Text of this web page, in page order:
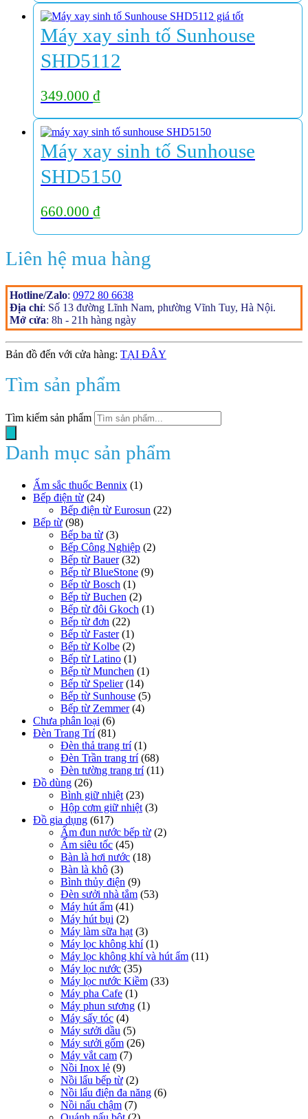
Máy xay sinh tố Sunhouse
SHD5112
349.000 ₫
Máy xay sinh tố Sunhouse
SHD5150
660.000 ₫
Liên hệ mua hàng
Hotline/Zalo:0972 80 6638
Địa chỉ: Số 13 đường Lĩnh Nam, phường Vĩnh Tuy, Hà Nội.
Mở cửa: 8h - 21h hàng ngày
Bản đồ đến với cửa hàng: TẠI ĐÂY
Tìm sản phẩm
Tìm kiếm sản phẩm
Danh mục sản phẩm
Ấm sắc thuốc Bennix (1)
Bếp điện từ (24)
Bếp điện từ Eurosun (22)
Bếp từ (98)
Bếp ba từ (3)
Bếp Công Nghiệp (2)
Bếp từ Bauer (32)
Bếp từ BlueStone (9)
Bếp từ Bosch (1)
Bếp từ Buchen (2)
Bếp từ đôi Gkoch (1)
Bếp từ đơn (22)
Bếp từ Faster (1)
Bếp từ Kolbe (2)
Bếp từ Latino (1)
Bếp từ Munchen (1)
Bếp từ Spelier (14)
Bếp từ Sunhouse (5)
Bếp từ Zemmer (4)
Chưa phân loại (6)
Đèn Trang Trí (81)
Đèn thả trang trí (1)
Đèn Trần trang trí (68)
Đèn tường trang trí (11)
Đồ dùng (26)
Bình giữ nhiệt (23)
Hộp cơm giữ nhiệt (3)
Đồ gia dụng (617)
Ấm đun nước bếp từ (2)
Ấm siêu tốc (45)
Bàn là hơi nước (18)
Bàn là khô (3)
Bình thủy điện (9)
Đèn sưởi nhà tắm (53)
Máy hút ẩm (41)
Máy hút bụi (2)
Máy làm sữa hạt (3)
Máy lọc không khí (1)
Máy lọc không khí và hút ẩm (11)
Máy lọc nước (35)
Máy lọc nước Kiềm (33)
Máy pha Cafe (1)
Máy phun sương (1)
Máy sấy tóc (4)
Máy sưởi dầu (5)
Máy sưởi gốm (26)
Máy vắt cam (7)
Nồi Inox lẻ (9)
Nồi lẩu bếp từ (2)
Nồi lẩu điện đa năng (6)
Nồi nấu chậm (7)